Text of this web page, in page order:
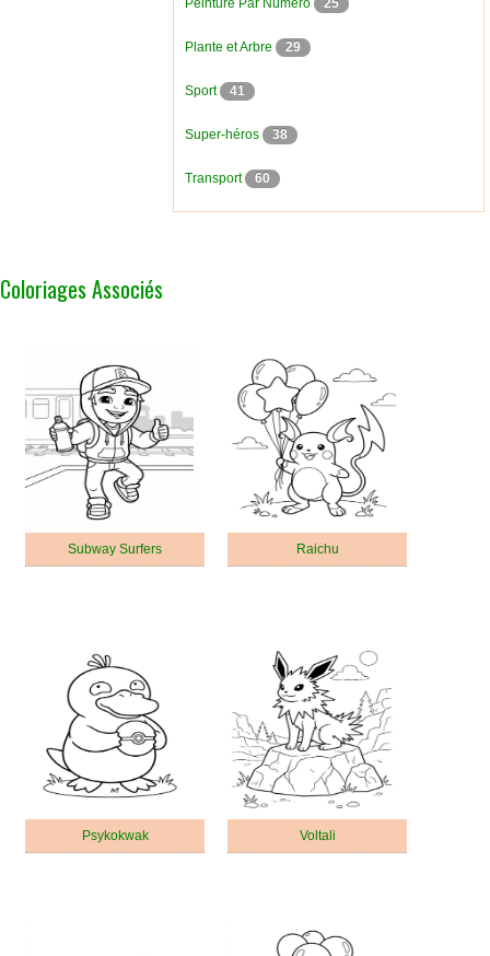
Peinture Par Numéro 25
Plante et Arbre 29
Sport 41
Super-héros 38
Transport 60
Coloriages Associés
Subway Surfers Raichu
Psykokwak Voltali